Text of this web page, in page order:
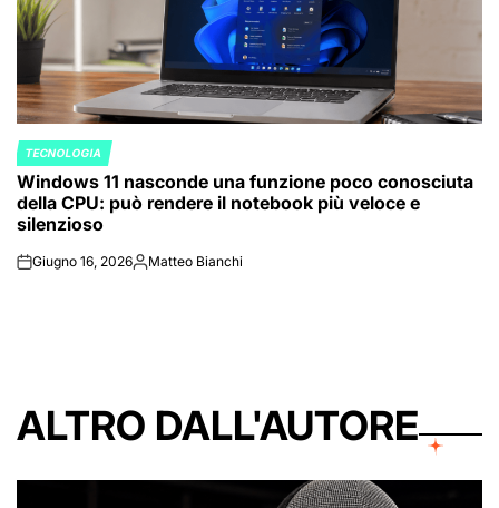
POSTED
IN
TECNOLOGIA
Windows 11 nasconde una funzione poco conosciuta
della CPU: può rendere il notebook più veloce e
silenzioso
onGiugno 16, 2026Posted
Matteo Bianchi
ALTRO DALL'AUTORE